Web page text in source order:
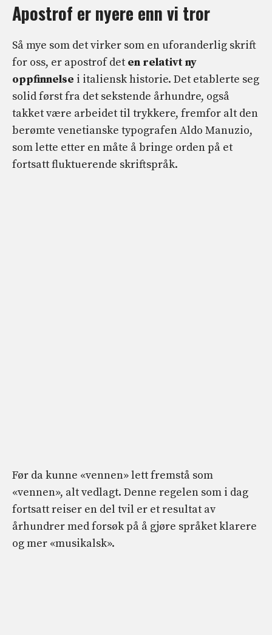
Apostrof er nyere enn vi tror
Så mye som det virker som en uforanderlig skrift
for oss, er apostrof det en relativt ny
oppfinnelse i italiensk historie. Det etablerte seg
solid først fra det sekstende århundre, også
takket være arbeidet til trykkere, fremfor alt den
berømte venetianske typografen Aldo Manuzio,
som lette etter en måte å bringe orden på et
fortsatt fluktuerende skriftspråk.
Før da kunne «vennen» lett fremstå som
«vennen», alt vedlagt. Denne regelen som i dag
fortsatt reiser en del tvil er et resultat av
århundrer med forsøk på å gjøre språket klarere
og mer «musikalsk».